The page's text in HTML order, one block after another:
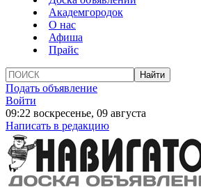
Академгородок
О нас
Афиша
Прайс
Подать объявление
Войти
09:22 воскресенье, 09 августа
Написать в редакцию